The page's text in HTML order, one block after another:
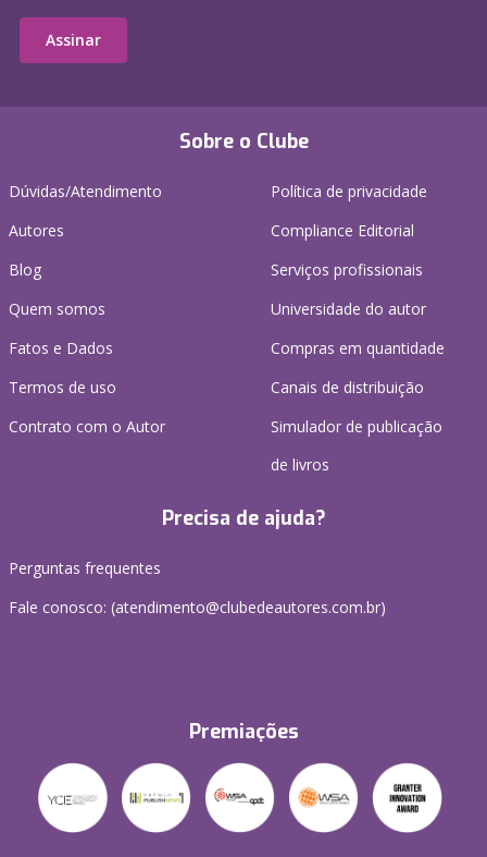
Sobre o Clube
Dúvidas/Atendimento
Autores
Blog
Quem somos
Fatos e Dados
Termos de uso
Contrato com o Autor
Política de privacidade
Compliance Editorial
Serviços profissionais
Universidade do autor
Compras em quantidade
Canais de distribuição
Simulador de publicação
de livros
Precisa de ajuda?
Perguntas frequentes
Fale conosco: (atendimento@clubedeautores.com.br)
Premiações
Assinar